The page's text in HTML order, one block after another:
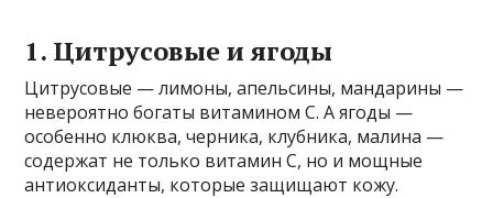
1. Цитрусовые и ягоды
Цитрусовые — лимоны, апельсины, мандарины —
невероятно богаты витамином С. А ягоды —
особенно клюква, черника, клубника, малина —
содержат не только витамин С, но и мощные
антиоксиданты, которые защищают кожу.